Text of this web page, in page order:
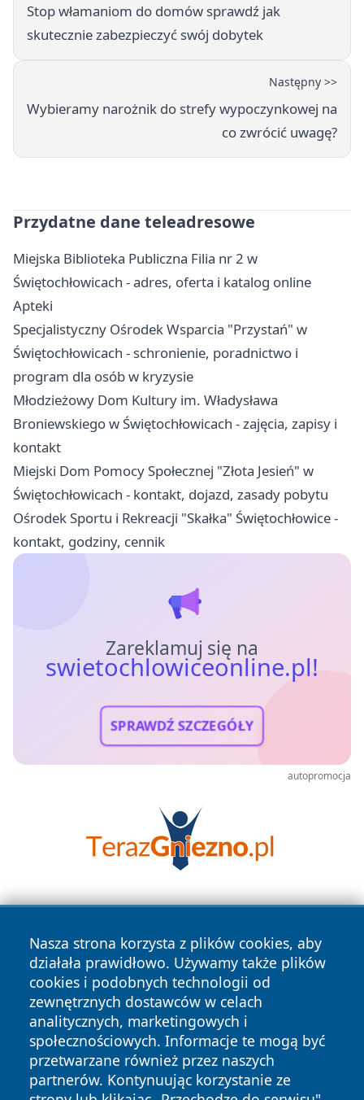
Stop włamaniom do domów sprawdź jak
skutecznie zabezpieczyć swój dobytek
Następny >>
Wybieramy narożnik do strefy wypoczynkowej na
co zwrócić uwagę?
Przydatne dane teleadresowe
Miejska Biblioteka Publiczna Filia nr 2 w
Świętochłowicach - adres, oferta i katalog online
Apteki
Specjalistyczny Ośrodek Wsparcia "Przystań" w
Świętochłowicach - schronienie, poradnictwo i
program dla osób w kryzysie
Młodzieżowy Dom Kultury im. Władysława
Broniewskiego w Świętochłowicach - zajęcia, zapisy i
kontakt
Miejski Dom Pomocy Społecznej "Złota Jesień" w
Świętochłowicach - kontakt, dojazd, zasady pobytu
Ośrodek Sportu i Rekreacji "Skałka" Świętochłowice -
kontakt, godziny, cennik
Zareklamuj się na
swietochlowiceonline.pl!
SPRAWDŹ SZCZEGÓŁY
autopromocja
Nasza strona korzysta z plików cookies, aby
działała prawidłowo. Używamy także plików
cookies i podobnych technologii od
zewnętrznych dostawców w celach
analitycznych, marketingowych i
społecznościowych. Informacje te mogą być
przetwarzane również przez naszych
partnerów. Kontynuując korzystanie ze
Copyright © 2026 swietochlowiceonline.pl Wszystkie prawa
zastrzeżone.
News Autorzy
Polityka
Polityka